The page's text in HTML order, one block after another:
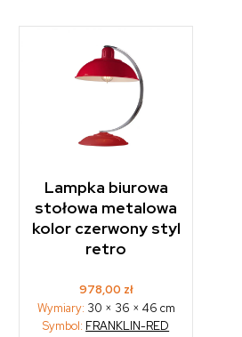
Lampka biurowa
stołowa metalowa
kolor czerwony styl
retro
978,00 zł
Wymiary: 30 × 36 × 46 cm
Symbol: FRANKLIN-RED